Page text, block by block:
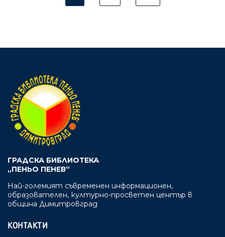
ГРАДСКА БИБЛИОТЕКА
„ПЕНЬО ПЕНЕВ“
Най-големият съвременен информационен,
образователен, културно-просветен център в
община Димитровград
КОНТАКТИ